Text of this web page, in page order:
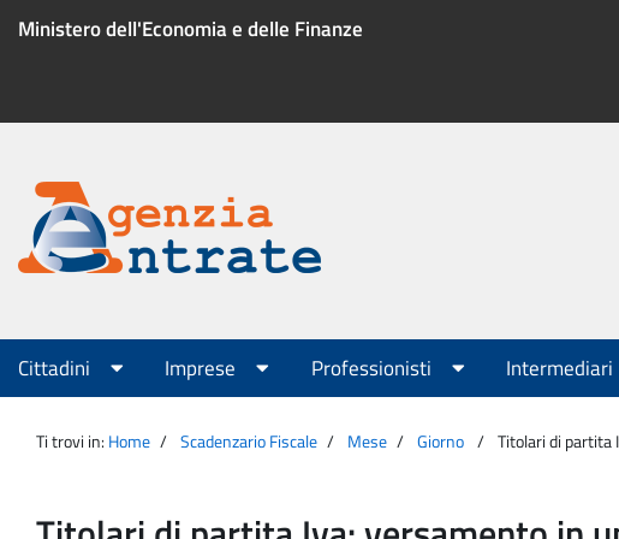
Ministero dell'Economia e delle Finanze
Menu
servizio
Agenzia
Entrate
Menu
principale
Cittadini Imprese Professionisti Intermediari
Ti trovi in: Home Scadenzario Fiscale Mese Giorno Titolari di partita